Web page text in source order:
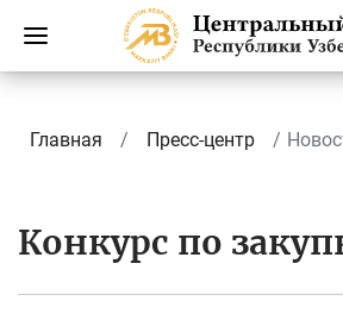
Главная Пресс-центр
Конкурс по